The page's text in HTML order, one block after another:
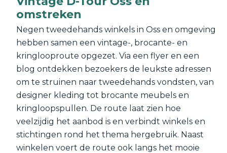
omstreken
Negen tweedehands winkels in Oss en omgeving
hebben samen een vintage-, brocante- en
kringlooproute opgezet. Via een flyer en een
blog ontdekken bezoekers de leukste adressen
om te struinen naar tweedehands vondsten, van
designer kleding tot brocante meubels en
kringloopspullen. De route laat zien hoe
veelzijdig het aanbod is en verbindt winkels en
stichtingen rond het thema hergebruik. Naast
winkelen voert de route ook langs het mooie